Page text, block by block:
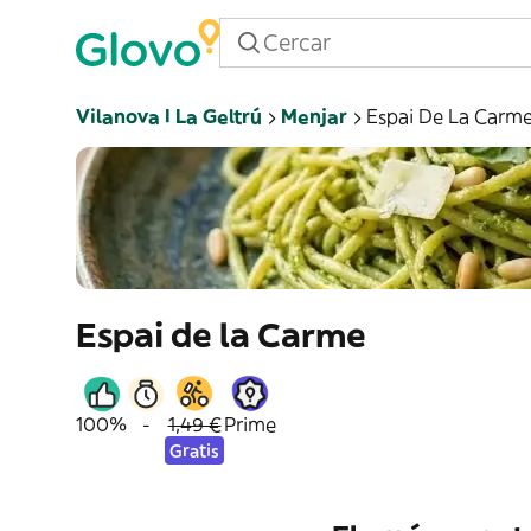
Vilanova I La Geltrú Menjar Espai De La
Espai de la Carme
100% - 1,49 €
Gratis
Prime